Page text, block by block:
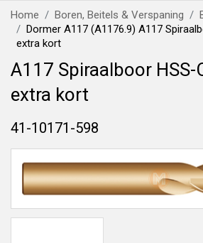
Home Boren, Beitels & Verspaning
Dormer A117 (A1176.9) A117
extra kort
A117 Spiraalboor HSS-
extra kort
41-10171-598